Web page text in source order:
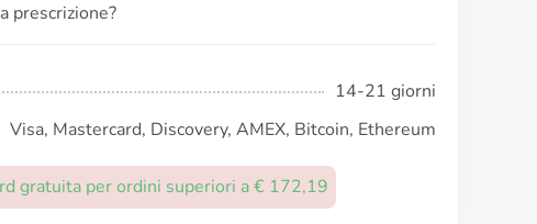
prescrizione?
14-21 giorni
Visa, Mastercard, Discovery, AMEX, Bitcoin, Ethereum
gratuita per ordini superiori a € 172,19